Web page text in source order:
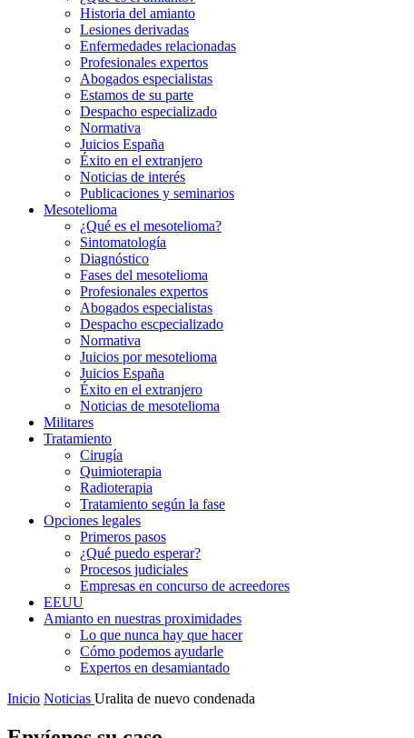
Historia del amianto
Lesiones derivadas
Enfermedades relacionadas
Profesionales expertos
Abogados especialistas
Estamos de su parte
Despacho especializado
Normativa
Juicios España
Éxito en el extranjero
Noticias de interés
Publicaciones y seminarios
Mesotelioma
¿Qué es el mesotelioma?
Sintomatología
Diagnóstico
Fases del mesotelioma
Profesionales expertos
Abogados especialistas
Despacho escpecializado
Normativa
Juicios por mesotelioma
Juicios España
Éxito en el extranjero
Noticias de mesotelioma
Militares
Tratamiento
Cirugía
Quimioterapia
Radioterapia
Tratamiento según la fase
Opciones legales
Primeros pasos
¿Qué puedo esperar?
Procesos judiciales
Empresas en concurso de acreedores
EEUU
Amianto en nuestras proximidades
Lo que nunca hay que hacer
Cómo podemos ayudarle
Expertos en desamiantado
Inicio Noticias Uralita de nuevo condenada